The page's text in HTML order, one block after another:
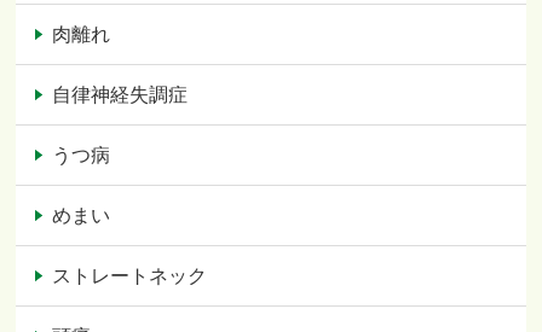
肉離れ
自律神経失調症
うつ病
めまい
ストレートネック